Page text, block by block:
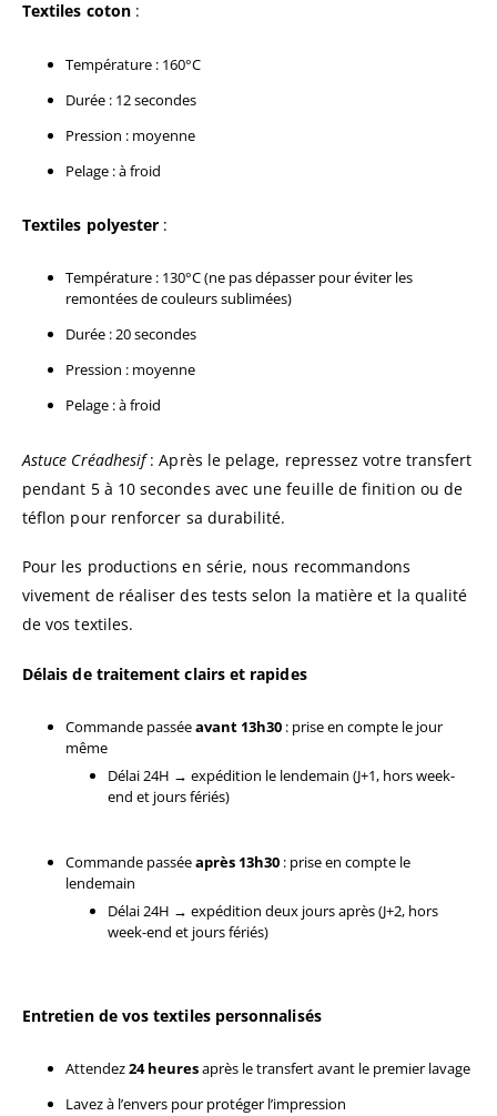
Textiles coton:
Température : 160°C
Durée : 12 secondes
Pression : moyenne
Pelage : à froid
Textiles polyester :
Température : 130°C (ne pas dépasser pour éviter les
remontées de couleurs sublimées)
Durée : 20 secondes
Pression : moyenne
Pelage : à froid
Astuce Créadhesif: Après le pelage, repressez votre transfert
pendant 5 à 10 secondes avec une feuille de finition ou de
téflon pour renforcer sa durabilité.
Pour les productions en série, nous recommandons
vivement de réaliser des tests selon la matière et la qualité
de vos textiles.
Délais de traitement clairs et rapides
Commande passéeavant 13h30: prise en compte le jour
même
Délai 24H → expédition le lendemain (J+1, hors week-
end et jours fériés)
Commande passéeaprès 13h30: prise en compte le
lendemain
Délai 24H → expédition deux jours après (J+2, hors
week-end et jours fériés)
Entretien de vos textiles personnalisés
Attendez24 heuresaprès le transfert avant le premier lavage
Lavez à l’envers pour protéger l’impression